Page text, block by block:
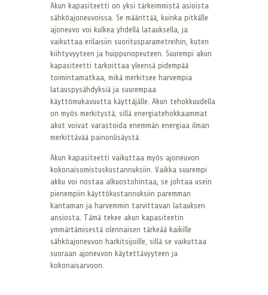
Akun kapasiteetti on yksi tärkeimmistä asioista
sähköajoneuvoissa. Se määrittää, kuinka pitkälle
ajoneuvo voi kulkea yhdellä latauksella, ja
vaikuttaa erilaisiin suoritusparametreihin, kuten
kiihtyvyyteen ja huippunopeuteen. Suurempi akun
kapasiteetti tarkoittaa yleensä pidempää
toimintamatkaa, mikä merkitsee harvempia
latauspysähdyksiä ja suurempaa
käyttömukavuutta käyttäjälle. Akun tehokkuudella
on myös merkitystä, sillä energiatehokkaammat
akut voivat varastoida enemmän energiaa ilman
merkittävää painonlisäystä.
Akun kapasiteetti vaikuttaa myös ajoneuvon
kokonaisomistuskustannuksiin. Vaikka suurempi
akku voi nostaa alkuostohintaa, se johtaa usein
pienempiin käyttökustannuksiin paremman
kantaman ja harvemmin tarvittavan latauksen
ansiosta. Tämä tekee akun kapasiteetin
ymmärtämisestä olennaisen tärkeää kaikille
sähköajoneuvon harkitsijoille, sillä se vaikuttaa
suoraan ajoneuvon käytettävyyteen ja
kokonaisarvoon.